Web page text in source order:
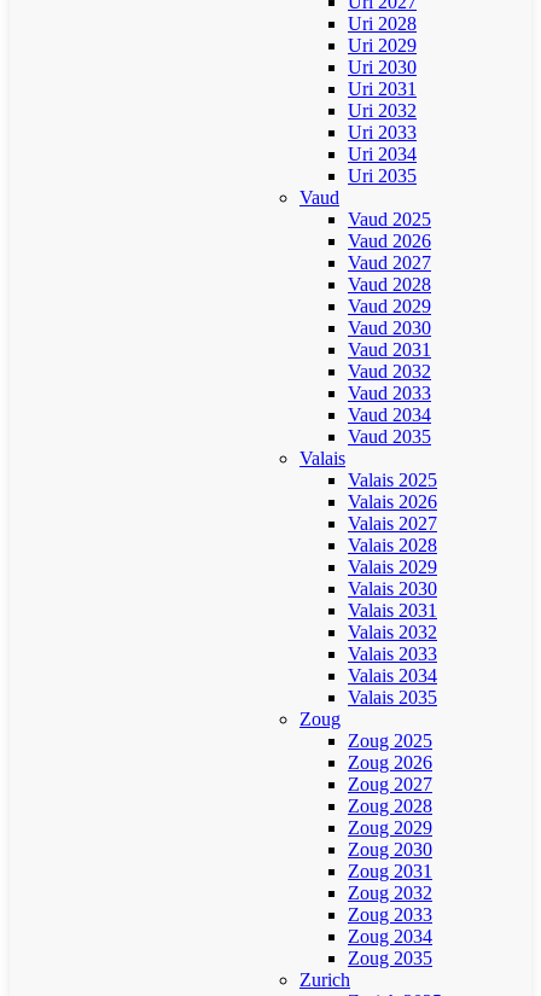
Uri 2028
Uri 2029
Uri 2030
Uri 2031
Uri 2032
Uri 2033
Uri 2034
Uri 2035
Vaud
Vaud 2025
Vaud 2026
Vaud 2027
Vaud 2028
Vaud 2029
Vaud 2030
Vaud 2031
Vaud 2032
Vaud 2033
Vaud 2034
Vaud 2035
Valais
Valais 2025
Valais 2026
Valais 2027
Valais 2028
Valais 2029
Valais 2030
Valais 2031
Valais 2032
Valais 2033
Valais 2034
Valais 2035
Zoug
Zoug 2025
Zoug 2026
Zoug 2027
Zoug 2028
Zoug 2029
Zoug 2030
Zoug 2031
Zoug 2032
Zoug 2033
Zoug 2034
Zoug 2035
Zurich